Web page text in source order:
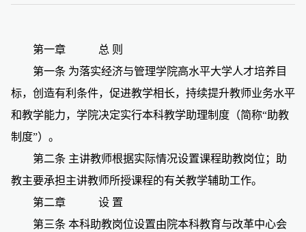
第一章 总 则
第一条 为落实经济与管理学院高水平大学人才培养目
标，创造有利条件，促进教学相长，持续提升教师业务水平
和教学能力，学院决定实行本科教学助理制度（简称“助教
制度”）。
第二条 主讲教师根据实际情况设置课程助教岗位；助
教主要承担主讲教师所授课程的有关教学辅助工作。
第二章
设 置
第三条 本科助教岗位设置由院本科教育与改革中心会